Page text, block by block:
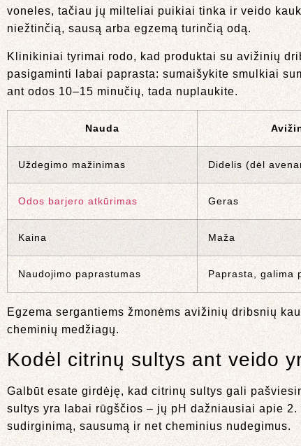
voneles, tačiau jų milteliai puikiai tinka ir veido
niežtinčią, sausą arba egzemą turinčią odą.
Klinikiniai tyrimai rodo, kad produktai su avižinių
pasigaminti labai paprasta: sumaišykite smulkiai
ant odos 10–15 minučių, tada nuplaukite.
Nauda
Uždegimo mažinimas Didelis (dėl
Odos barjero atkūrimas Geras
Kaina Maža
Naudojimo paprastumas Paprasta, galima
Egzema sergantiems žmonėms avižinių dribsnių
cheminių medžiagų.
Kodėl citrinų sultys ant veido
Galbūt esate girdėję, kad citrinų sultys gali
sultys yra labai rūgščios – jų pH dažniausiai apie
sudirginimą, sausumą ir net cheminius nudegimus.